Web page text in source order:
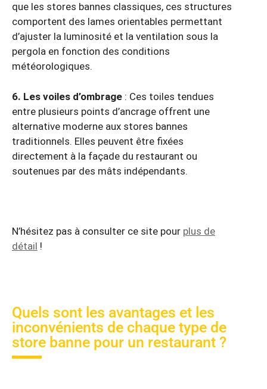
que les stores bannes classiques, ces structures
comportent des lames orientables permettant
d’ajuster la luminosité et la ventilation sous la
pergola en fonction des conditions
météorologiques.
6. Les voiles d’ombrage : Ces toiles tendues
entre plusieurs points d’ancrage offrent une
alternative moderne aux stores bannes
traditionnels. Elles peuvent être fixées
directement à la façade du restaurant ou
soutenues par des mâts indépendants.
N’hésitez pas à consulter ce site pour plus de
détail !
Quels sont les avantages et les
inconvénients de chaque type de
store banne pour un restaurant ?